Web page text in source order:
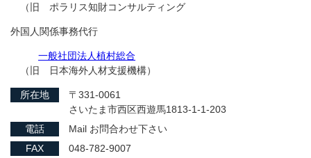
（旧 ポラリス知財コンサルティング
外国人関係事務代行
一般社団法人植村総合
（旧 日本海外人材支援機構）
所在地
〒331-0061
さいたま市西区西遊馬1813-1-1-203
電話
Mail お問合わせ下さい
FAX
048-782-9007